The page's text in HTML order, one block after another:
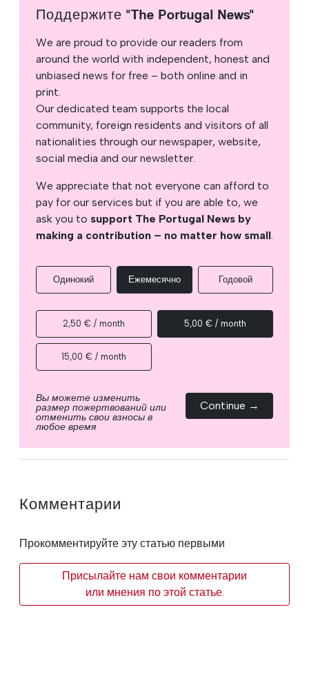
Поддержите "The Portugal News"
We are proud to provide our readers from
around the world with independent, honest and
unbiased news for free – both online and in
print.
Our dedicated team supports the local
community, foreign residents and visitors of all
nationalities through our newspaper, website,
social media and our newsletter.
We appreciate that not everyone can afford to
pay for our services but if you are able to, we
ask you to support The Portugal News by
making a contribution – no matter how small.
Одинокий Ежемесячно Годовой
2,50 € / month 5,00 € / month
15,00 € / month
Вы можете изменить
размер пожертвований или
отменить свои взносы в
любое время
Continue →
Комментарии
Прокомментируйте эту статью первыми
Присылайте нам свои комментарии
или мнения по этой статье.